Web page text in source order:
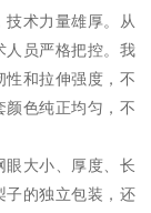
技术力量雄厚。从
人员严格把控。我
性和拉伸强度，不
颜色纯正均匀，不
眼大小、厚度、长
子的独立包装，还